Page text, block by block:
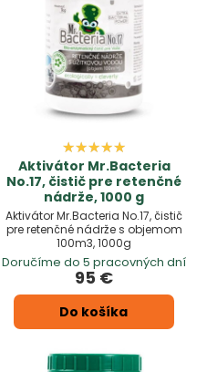
Aktivátor Mr.Bacteria
No.17, čistič pre retenčné
nádrže, 1000 g
Aktivátor Mr.Bacteria No.17, čistič
pre retenčné nádrže s objemom
100m3, 1000g
Doručíme do 5 pracovných dní
95 €
Do košíka